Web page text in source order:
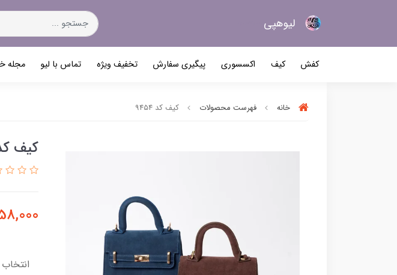
لیو‌هپی
کفش کیف اکسسوری پیگیری سفارش تخفیف ویژه تماس با لیو مجله
خانه فهرست محصولات کیف کد ۹۴۵۴
کیف کد